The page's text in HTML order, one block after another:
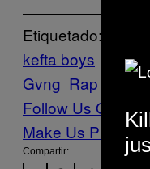
Etiquetado:
kefta boys
Música
Gvng Rap
Follow Us On
Make Us
Compartir: